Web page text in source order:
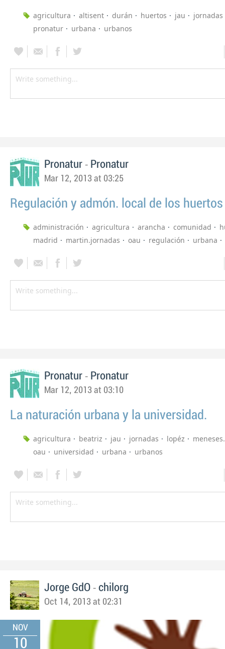
agricultura altisent durán huertos jau
jornadas
pronatur
urbana urbanos
Pronatur - Pronatur
Mar 12, 2013 at 03:25
Regulación y admón. local de los
administración agricultura arancha comunidad
madrid
martin.jornadas oau regulación urbana
Pronatur - Pronatur
Mar 12, 2013 at 03:10
La naturación urbana y la universidad.
agricultura beatriz jau jornadas lopéz
meneses.
oau
universidad urbana urbanos
Jorge GdO - chilorg
Oct 14, 2013 at 02:31
NOV
10